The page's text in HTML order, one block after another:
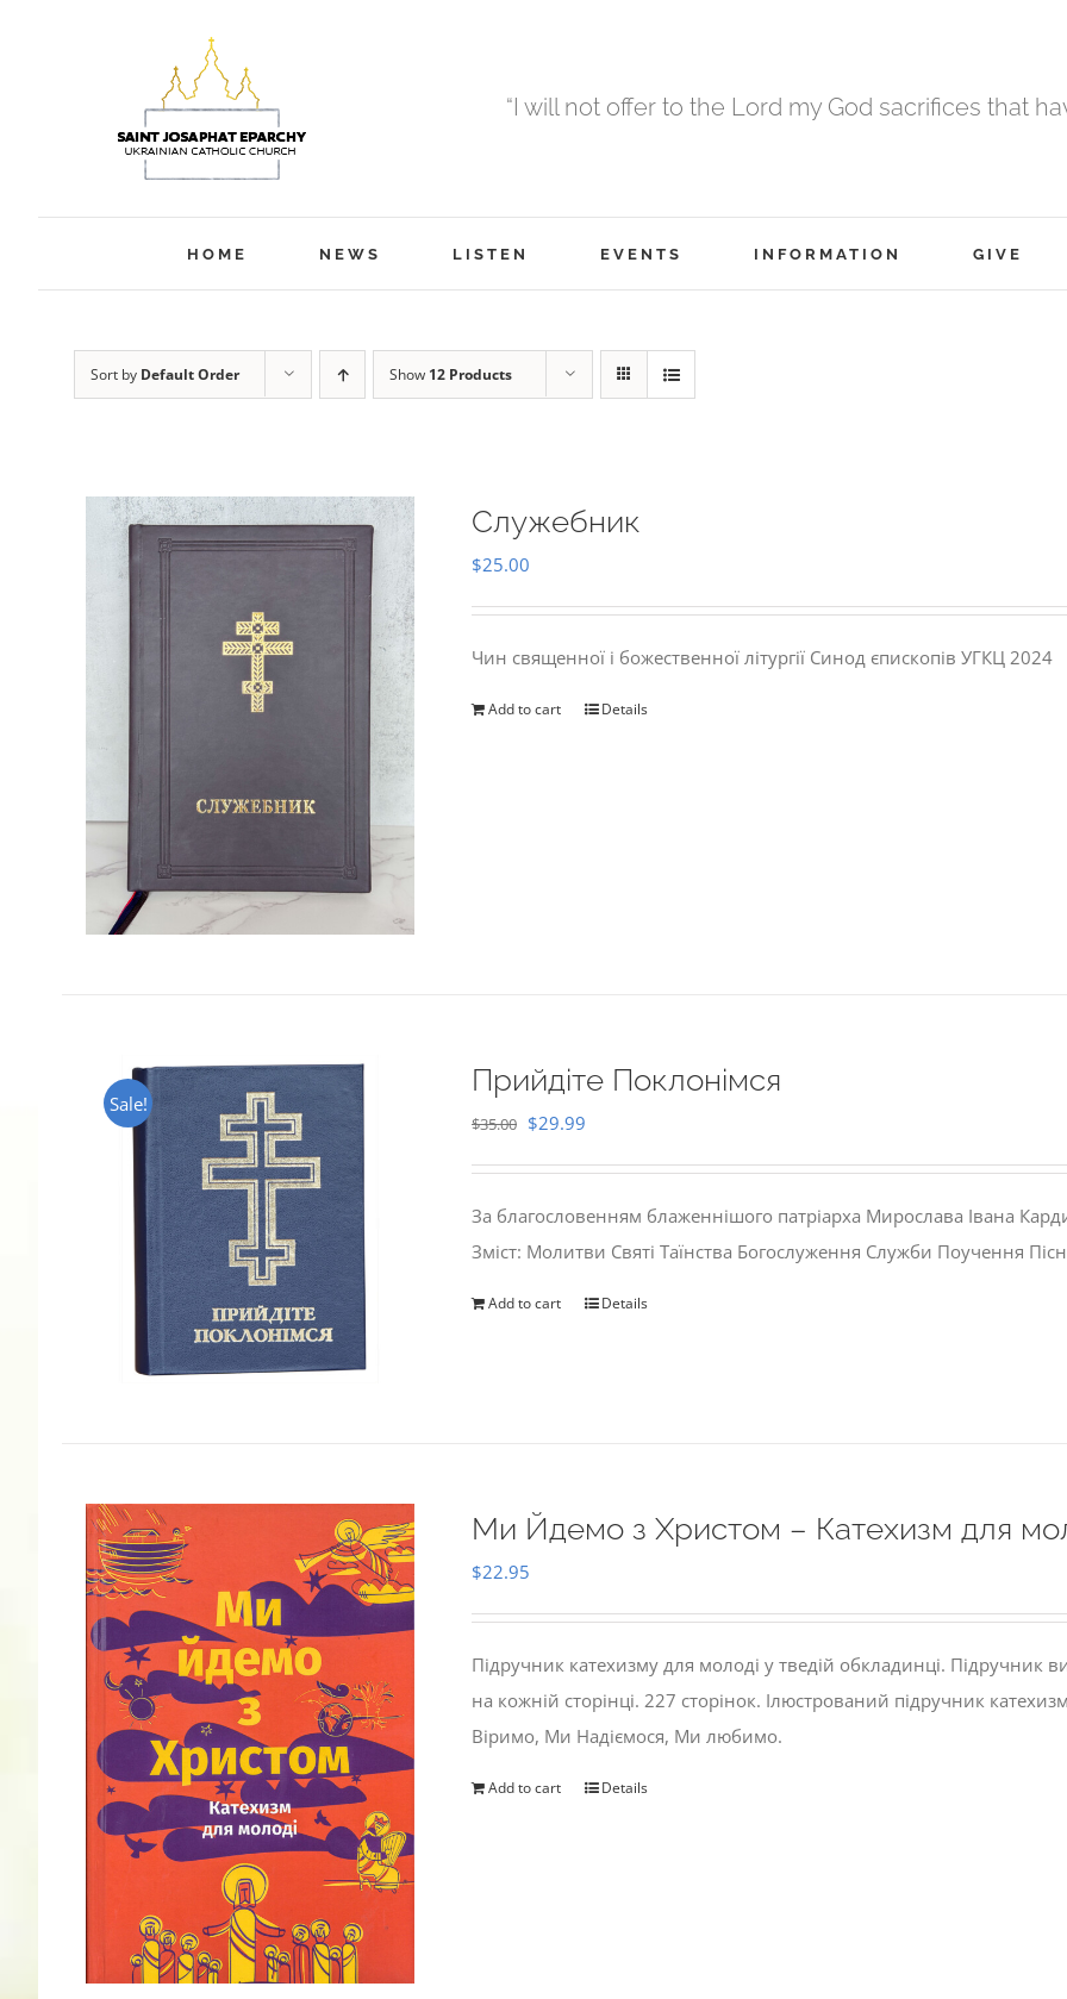
“I will not offer to the Lord my God sacrifices that
HOME NEWS LISTEN EVENTS INFORMATION GIVE
Sort by Default Order Show 12 Products
Служебник
$25.00
Чин священної і божественної літургії Синод єпископів УГКЦ 2024
Add to cart Details
Sale!
Прийдіте Поклонімся
$35.00 Original
$35.00.
$29.99
$29.99.
За благословенням блаженнішого патріарха Мирослава Івана
Зміст: Молитви Святі Таїнства Богослуження Служби Поучення
Add to cart Details
Ми Йдемо з Христом – Катехизм для
$22.95
Підручник катехизму для молоді у тведій обкладинці.
на кожній сторінці. 227 сторінок. Ілюстрований підручник
Віримо, Ми Надіємося, Ми любимо.
Add to cart Details